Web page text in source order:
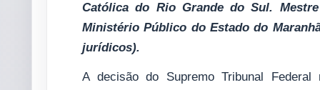
Católica do Rio Grande do Sul.
Ministério Público do Estado do
jurídicos).
A decisão do Supremo Tribunal Federal